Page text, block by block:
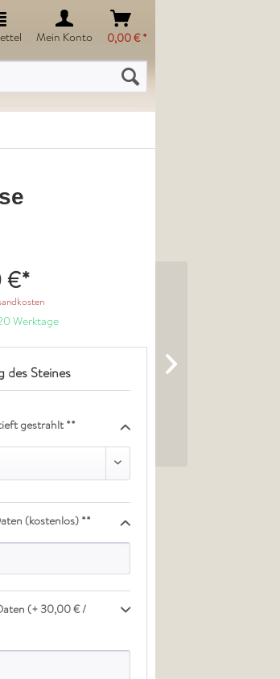
Mein Konto
0,00 € *
€*
Werktage
des Steines
gestrahlt **
(kostenlos) **
(+ 30,00 € /